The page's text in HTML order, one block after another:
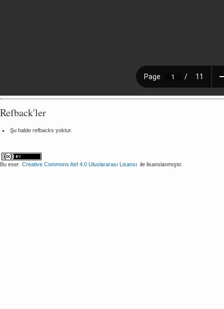
Refback'ler
Şu halde refbacks yoktur.
Bu eser Creative Commons Atıf 4.0 Uluslararası Lisansı ile lisanslanmıştır.